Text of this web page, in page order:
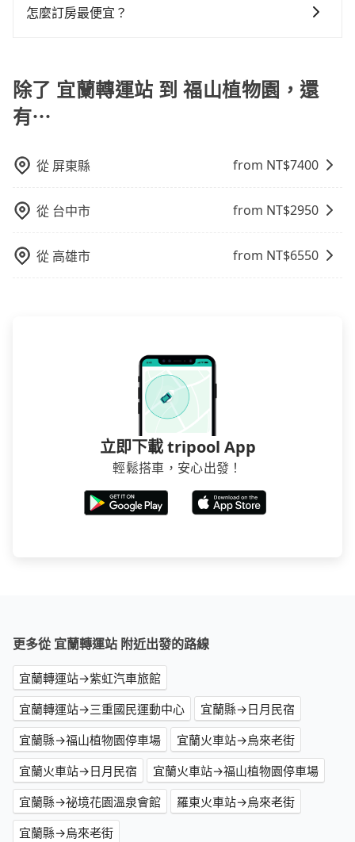
在轉乘與等車上，現在還不馬上來預約tripool！
雖然路邊隨租隨還看似方便，但實際使用時還是有其區
價格可能跟其他車隊相差無幾，但是如果只需要短時數
格通常是根據時間或距離來計算，而且在不同城市和地
下，旅步的包車服務價格相對更為透明和具體，一般是
按照包車時間和里程、車型來計費，價格在網站上公開
透明，方便客戶可以更加準確地了解行程所需時間和費
怎麼訂房最便宜？
地區、價位、人數、特殊需求來搜尋適合的旅店與房
型，更重要的是通常價格是官網的6~8折，如果又有加入
會員或者使用特定的信用卡，還可以累積點數做現金回
有Booking.com、Agoda.com、Hotels.com、
Expedia.com、Trip.com等。正常來說，線上刷卡付款
完後預定就完成，事先不用電話確認空房，事後也不用
告知付款完畢，一切都能在網路上操作。但有些較冷門
賣的現象，便有可能到了現場卻沒房可住的窘境，所以
介意多花一點錢省下這些瑣碎的事，台灣本土的AsiaYo
或者國際Airbnb都值得推薦。
除了 宜蘭轉運站 到 福山植物園，還
有⋯
從 屏東縣 from NT$7400
從 台中市 from NT$2950
從 高雄市 from NT$6550
立即下載 tripool App
輕鬆搭車，安心出發！
更多從 宜蘭轉運站 附近出發的路線
宜蘭轉運站→紫虹汽車旅館
宜蘭轉運站→三重國民運動中心
宜蘭縣→日月民宿
宜蘭縣→福山植物園停車場
宜蘭火車站→烏來老街
宜蘭火車站→日月民宿
宜蘭火車站→福山植物園停車場
宜蘭縣→祕境花園溫泉會館
羅東火車站→烏來老街
宜蘭縣→烏來老街